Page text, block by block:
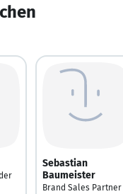
Sebastian
Baumeister
Brand Sales Partner